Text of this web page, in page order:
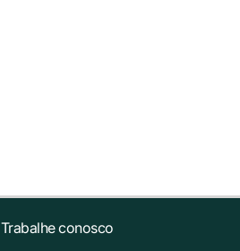
Trabalhe conosco